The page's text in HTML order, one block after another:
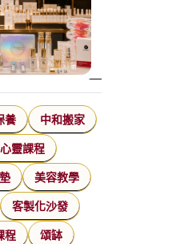
養 中和搬家
靈課程
美容教學
客製化沙發
程 頌缽